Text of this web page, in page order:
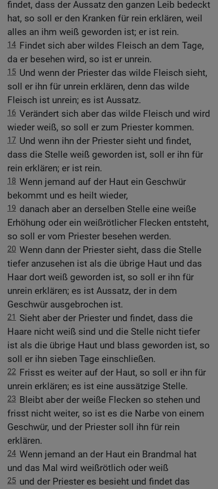
findet, dass der Aussatz den ganzen Leib bedeckt
hat, so soll er den Kranken für rein erklären, weil
alles an ihm weiß geworden ist; er ist rein.
14 Findet sich aber wildes Fleisch an dem Tage,
da er besehen wird, so ist er unrein.
15 Und wenn der Priester das wilde Fleisch sieht,
soll er ihn für unrein erklären, denn das wilde
Fleisch ist unrein; es ist Aussatz.
16 Verändert sich aber das wilde Fleisch und wird
wieder weiß, so soll er zum Priester kommen.
17 Und wenn ihn der Priester sieht und findet,
dass die Stelle weiß geworden ist, soll er ihn für
rein erklären; er ist rein.
18 Wenn jemand auf der Haut ein Geschwür
bekommt und es heilt wieder,
19 danach aber an derselben Stelle eine weiße
Erhöhung oder ein weißrötlicher Flecken entsteht,
so soll er vom Priester besehen werden.
20 Wenn dann der Priester sieht, dass die Stelle
tiefer anzusehen ist als die übrige Haut und das
Haar dort weiß geworden ist, so soll er ihn für
unrein erklären; es ist Aussatz, der in dem
Geschwür ausgebrochen ist.
21
Sieht aber der Priester und findet, dass die
Haare nicht weiß sind und die Stelle nicht tiefer
ist als die übrige Haut und blass geworden ist, so
soll er ihn sieben Tage einschließen.
22 Frisst es weiter auf der Haut, so soll er ihn für
unrein erklären; es ist eine aussätzige Stelle.
23 Bleibt aber der weiße Flecken so stehen und
frisst nicht weiter, so ist es die Narbe von einem
Geschwür, und der Priester soll ihn für rein
erklären.
24 Wenn jemand an der Haut ein Brandmal hat
und das Mal wird weißrötlich oder weiß
25 und der Priester es besieht und findet das